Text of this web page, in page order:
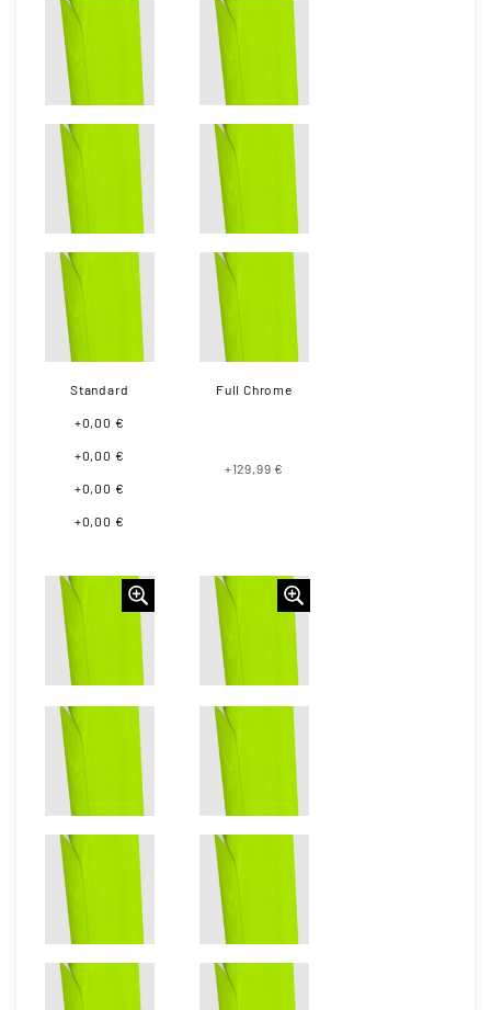
Standard
+0,00 €
+0,00 €
+0,00 €
+0,00 €
Full Chrome
+129,99 €